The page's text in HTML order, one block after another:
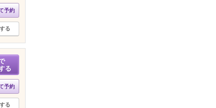
予約
る
る
予約
る